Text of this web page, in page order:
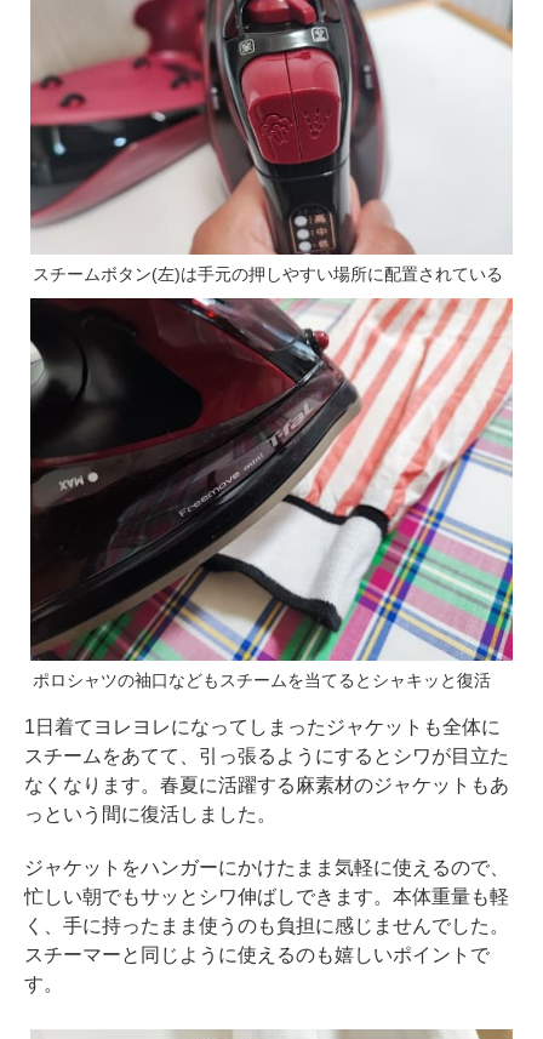
スチームボタン(左)は手元の押しやすい場所に配置されている
ポロシャツの袖口などもスチームを当てるとシャキッと復活
1日着てヨレヨレになってしまったジャケットも全体に
スチームをあてて、引っ張るようにするとシワが目立た
なくなります。春夏に活躍する麻素材のジャケットもあ
っという間に復活しました。
ジャケットをハンガーにかけたまま気軽に使えるので、
忙しい朝でもサッとシワ伸ばしできます。本体重量も軽
く、手に持ったまま使うのも負担に感じませんでした。
スチーマーと同じように使えるのも嬉しいポイントで
す。